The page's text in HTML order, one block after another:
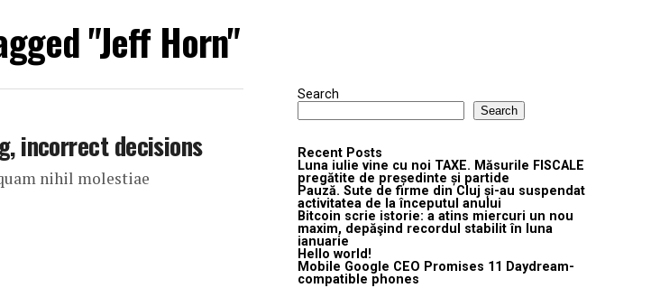
"Jeff Horn"
incorrect decisions
nihil molestiae
Search
Search
Recent Posts
Luna iulie vine cu noi TAXE. Măsurile FISCALE
pregătite de președinte și partide
Pauză. Sute de firme din Cluj și-au suspendat
activitatea de la începutul anului
Bitcoin scrie istorie: a atins miercuri un nou
maxim, depăşind recordul stabilit în luna
ianuarie
Hello world!
Mobile Google CEO Promises 11 Daydream-
compatible phones